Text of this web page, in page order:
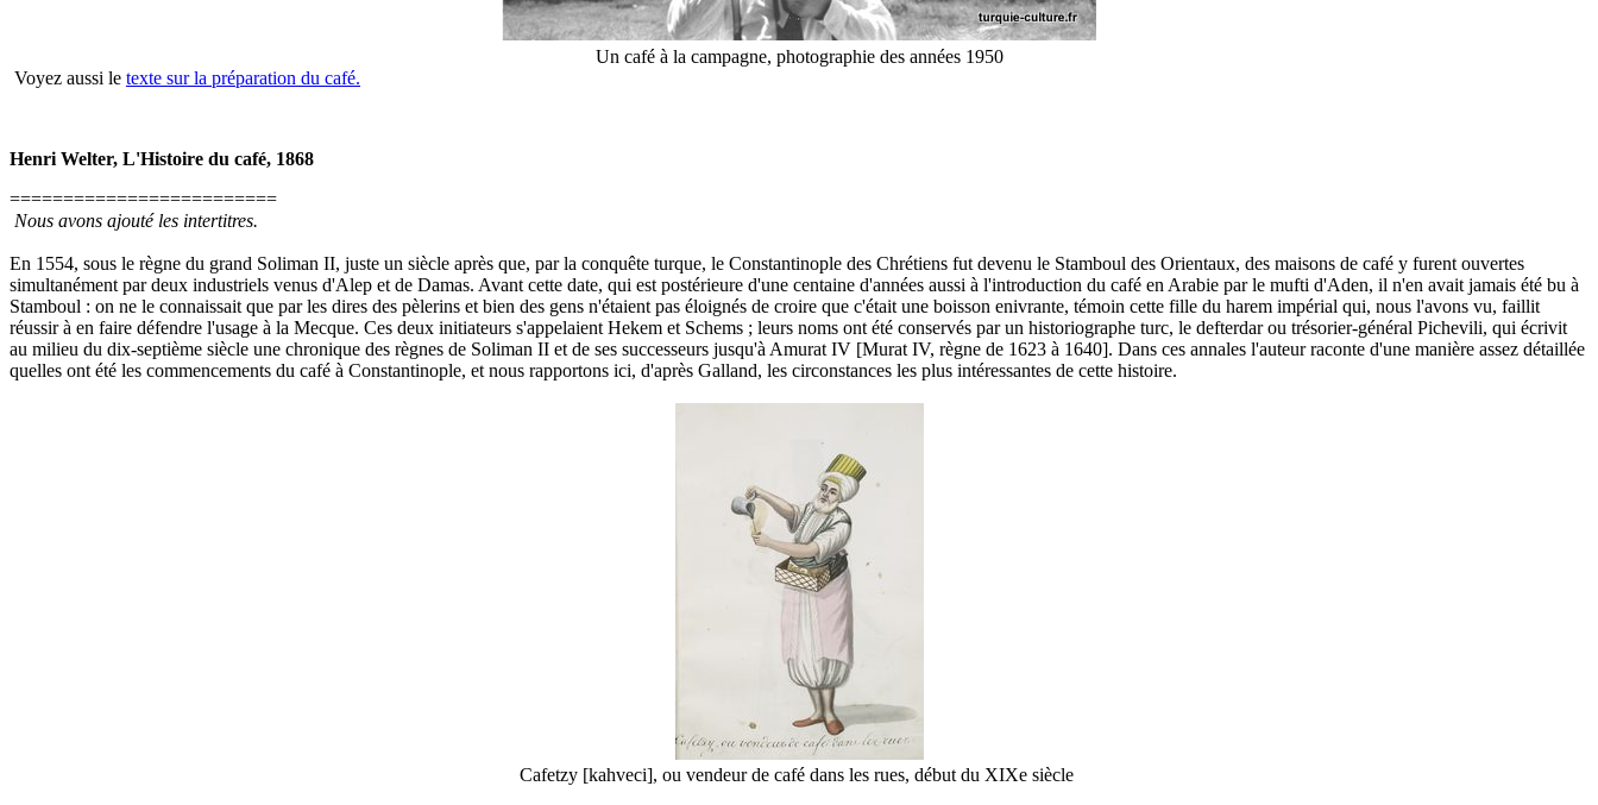
Un café à la campagne, photographie des années 1950
Voyez aussi le texte sur la préparation du café.
Henri Welter, L'Histoire du café, 1868
=========================
Nous avons ajouté les intertitres.
En 1554, sous le règne du grand Soliman II, juste un siècle après que, par la conquête turque, le Constantinople des Chrétiens fut devenu le Stamboul des Orientaux, des maisons de café y furent ouvertes
simultanément par deux industriels venus d'Alep et de Damas. Avant cette date, qui est postérieure d'une centaine d'années aussi à l'introduction du café en Arabie par le mufti d'Aden, il n'en avait jamais été bu à
Stamboul : on ne le connaissait que par les dires des pèlerins et bien des gens n'étaient pas éloignés de croire que c'était une boisson enivrante, témoin cette fille du harem impérial qui, nous l'avons vu, faillit
réussir à en faire défendre l'usage à la Mecque. Ces deux initiateurs s'appelaient Hekem et Schems ; leurs noms ont été conservés par un historiographe turc, le defterdar ou trésorier-général Pichevili, qui écrivit
au milieu du dix-septième siècle une chronique des règnes de Soliman II et de ses successeurs jusqu'à Amurat IV [Murat IV, règne de 1623 à 1640]. Dans ces annales l'auteur raconte d'une manière assez détaillée
quelles ont été les commencements du café à Constantinople, et nous rapportons ici, d'après Galland, les circonstances les plus intéressantes de cette histoire.
Cafetzy [kahveci], ou vendeur de café dans les rues, début du XIXe siècle